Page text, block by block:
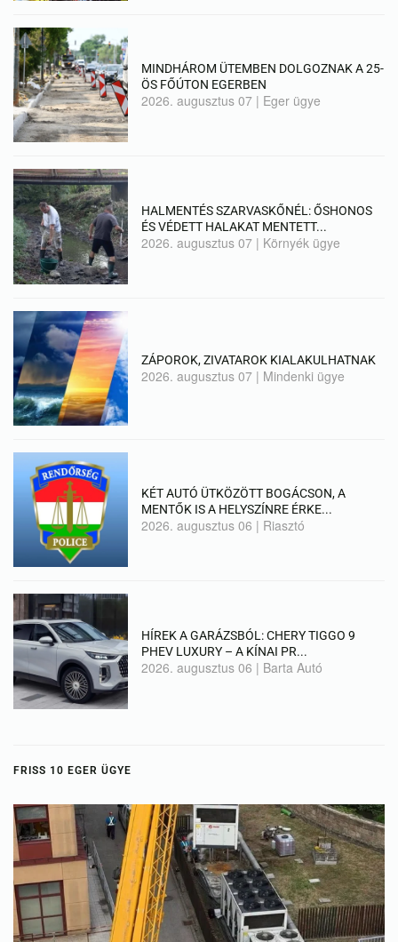
MINDHÁROM ÜTEMBEN DOLGOZNAK A 25-
ÖS FŐÚTON EGERBEN
2026. augusztus 07 | Eger ügye
HALMENTÉS SZARVASKŐNÉL: ŐSHONOS
ÉS VÉDETT HALAKAT MENTETT...
2026. augusztus 07 | Környék ügye
ZÁPOROK, ZIVATAROK KIALAKULHATNAK
2026. augusztus 07 | Mindenki ügye
KÉT AUTÓ ÜTKÖZÖTT BOGÁCSON, A
MENTŐK IS A HELYSZÍNRE ÉRKE...
2026. augusztus 06 | Riasztó
HÍREK A GARÁZSBÓL: CHERY TIGGO 9
PHEV LUXURY – A KÍNAI PR...
2026. augusztus 06 | Barta Autó
FRISS 10 EGER ÜGYE